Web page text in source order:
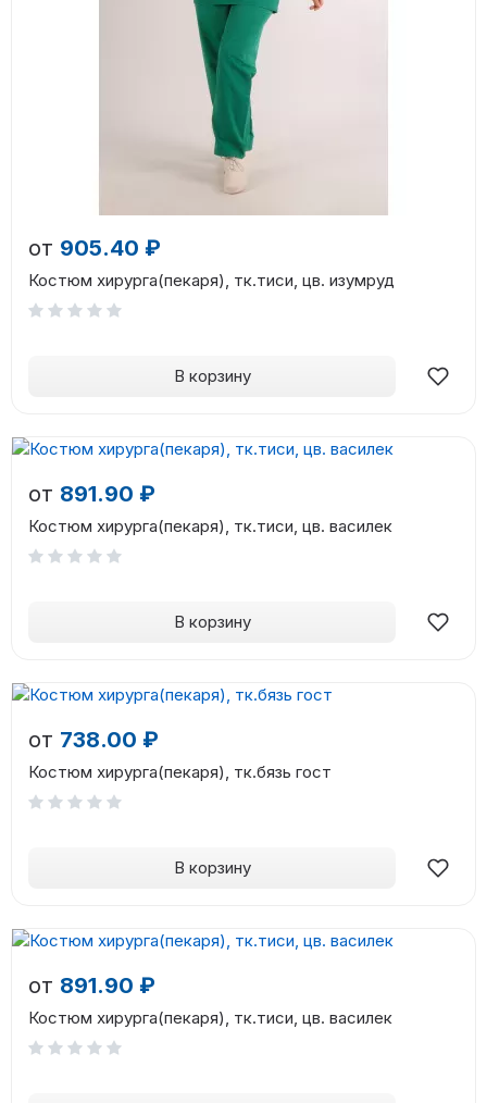
от 905.40 ₽
Костюм хирурга(пекаря), тк.тиси, цв. изумруд
В корзину
от 891.90 ₽
Костюм хирурга(пекаря), тк.тиси, цв. василек
В корзину
от 738.00 ₽
Костюм хирурга(пекаря), тк.бязь гост
В корзину
от 891.90 ₽
Костюм хирурга(пекаря), тк.тиси, цв. василек